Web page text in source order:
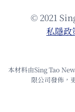
© 2021
私隱政
本材料由Sing Tao
限公司發佈，